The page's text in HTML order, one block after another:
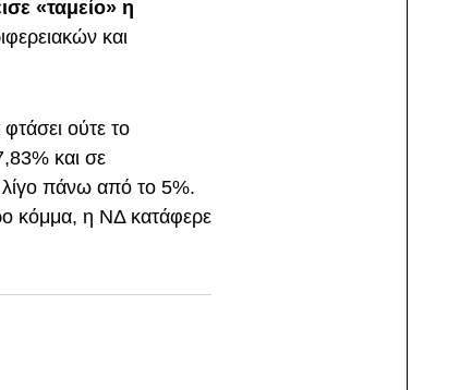
«ταμείο» η
και
ούτε το
και σε
λίγο πάνω από το 5%.
κόμμα, η ΝΔ κατάφερε